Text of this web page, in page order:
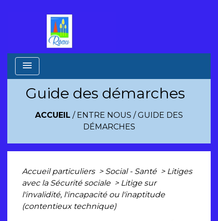
menu
Guide des démarches
ACCUEIL / ENTRE NOUS /GUIDE DES
DÉMARCHES
Accueil particuliers > Social - Santé > Litiges
avec la Sécurité sociale > Litige sur
l'invalidité, l'incapacité ou l'inaptitude
(contentieux technique)